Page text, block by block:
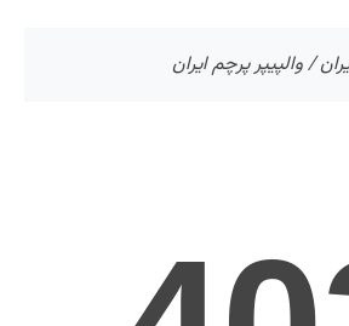
/ والپیپر پرچم ایران